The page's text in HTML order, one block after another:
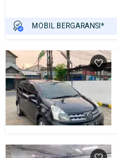
MOBIL BERGARANSI*
PENJUAL TERVERIFIKASI